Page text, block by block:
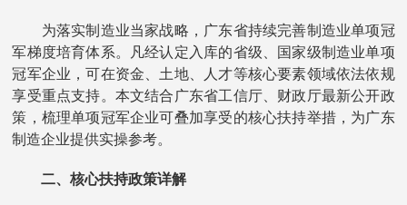
为落实制造业当家战略，广东省持续完善制造业单项冠
军梯度培育体系。凡经认定入库的省级、国家级制造业单项
冠军企业，可在资金、土地、人才等核心要素领域依法依规
享受重点支持。本文结合广东省工信厅、财政厅最新公开政
策，梳理单项冠军企业可叠加享受的核心扶持举措，为广东
制造企业提供实操参考。
二、核心扶持政策详解